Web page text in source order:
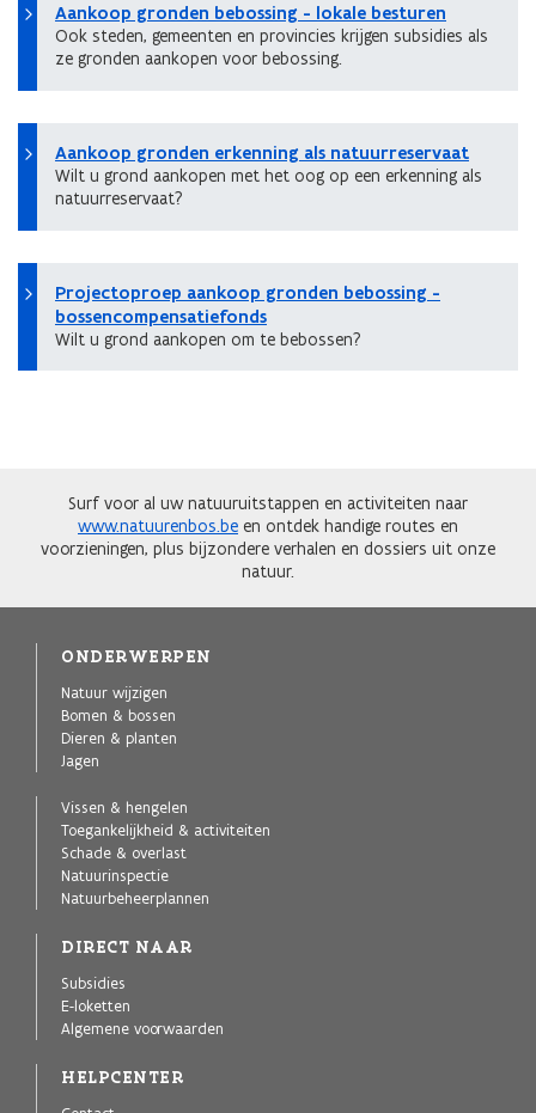
Aankoop gronden bebossing - lokale besturen
Ook steden, gemeenten en provincies krijgen subsidies als
ze gronden aankopen voor bebossing.
Aankoop gronden erkenning als natuurreservaat
Wilt u grond aankopen met het oog op een erkenning als
natuurreservaat?
Projectoproep aankoop gronden bebossing -
bossencompensatiefonds
Wilt u grond aankopen om te bebossen?
Surf voor al uw natuuruitstappen en activiteiten naar
www.natuurenbos.be en ontdek handige routes en
voorzieningen, plus bijzondere verhalen en dossiers uit onze
natuur.
ONDERWERPEN
Natuur wijzigen
Bomen & bossen
Dieren & planten
Jagen
Vissen & hengelen
Toegankelijkheid & activiteiten
Schade & overlast
Natuurinspectie
Natuurbeheerplannen
DIRECT NAAR
Subsidies
E-loketten
Algemene voorwaarden
HELPCENTER